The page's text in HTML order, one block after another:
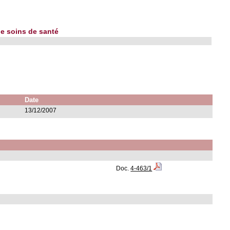
soins de santé
Date
13/12/2007
Doc.4-463/1